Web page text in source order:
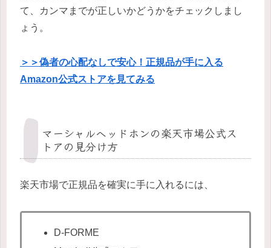
て、カンマまでが正しいかどうかをチェックしまし
ょう。
＞＞偽者の心配なしで安心！正規品が手に入る
Amazon公式ストアを見てみる
マーシャルヘッドホンの楽天市場公式ス
トアの見分け方
楽天市場で正規品を確実に手に入れるには、
D-FORME